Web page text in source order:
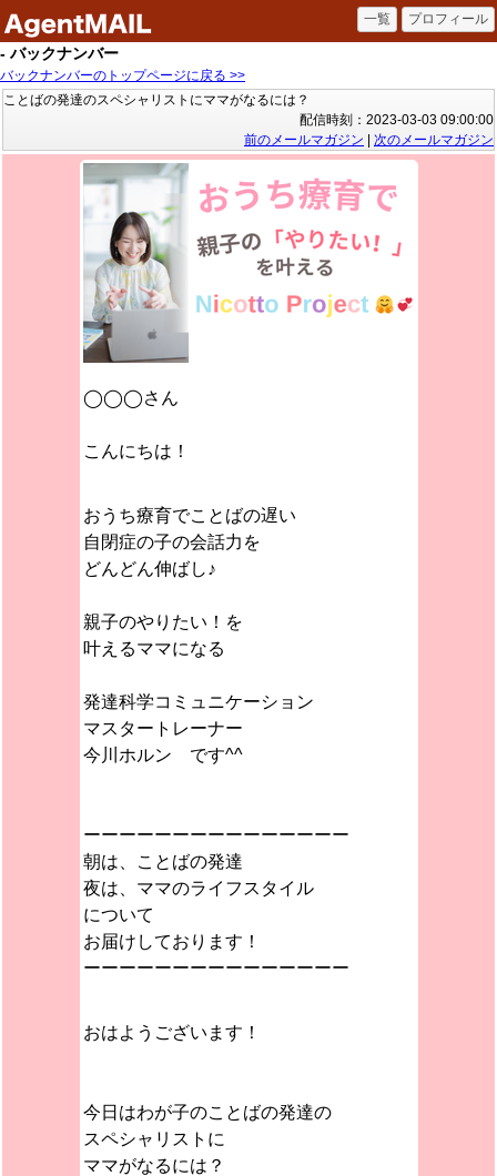
- バックナンバー
バックナンバーのトップページに戻る >>
ことばの発達のスペシャリストにママがなるには？
配信時刻：2023-03-03 09:00:00
前のメールマガジン
次のメールマガジン
◯◯◯さん
こんにちは！
おうち療育でことばの遅い
自閉症の子の会話力を
どんどん伸ばし♪
親子のやりたい！を
叶えるママになる
発達科学コミュニケーション
マスタートレーナー
今川ホルン です^^
ーーーーーーーーーーーーーーー
朝は、ことばの発達
夜は、ママのライフスタイル
について
お届けしております！
ーーーーーーーーーーーーーーー
おはようございます！
今日はわが子のことばの発達の
スペシャリストに
ママがなるには？